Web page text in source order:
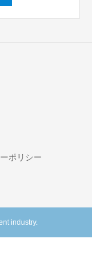
ポリシー
industry.